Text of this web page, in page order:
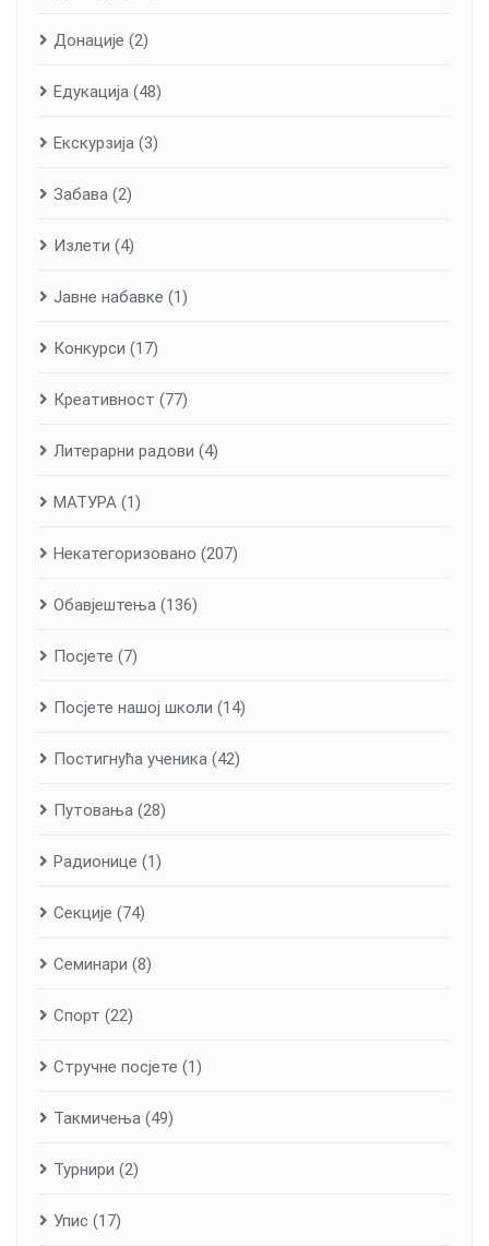
Донације (2)
Едукација (48)
Екскурзија (3)
Забава (2)
Излети (4)
Јавне набавке (1)
Конкурси (17)
Креативност (77)
Литерарни радови (4)
МАТУРА (1)
Некатегоризовано (207)
Обавјештења (136)
Посјете (7)
Посјете нашој школи (14)
Постигнућа ученика (42)
Путовања (28)
Радионице (1)
Секције (74)
Семинари (8)
Спорт (22)
Стручне посјете (1)
Такмичења (49)
Турнири (2)
Упис (17)